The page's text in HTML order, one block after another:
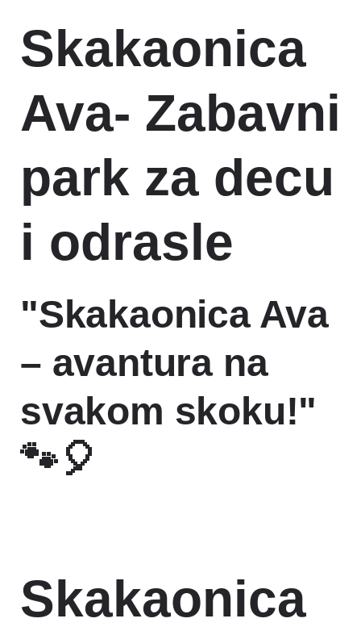
Skakaonica
Ava- Zabavni
park za decu
i odrasle
"Skakaonica Ava
– avantura na
svakom skoku!"
🐾🎈
Skakaonica